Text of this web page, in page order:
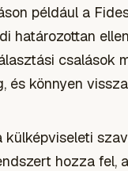
például a
határozottan
csalások
és könnyen
hozza fel,